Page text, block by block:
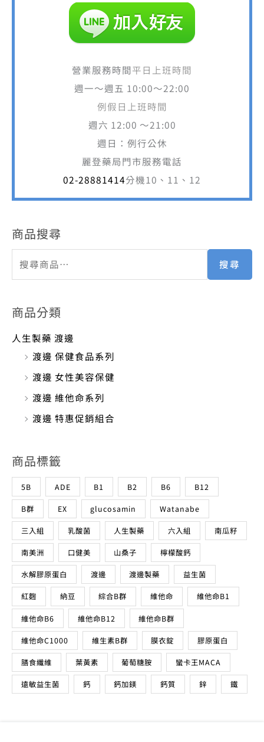
營業服務時間平日上班時間
週一～週五 10:00～22:00
例假日上班時間
週六 12:00 ～21:00
週日：例行公休
麗登藥局門市服務電話
02-28881414分機10、11、12
商品搜尋
搜尋
商品分類
人生製藥 渡邊
渡邊 保健食品系列
渡邊 女性美容保健
渡邊 維他命系列
渡邊 特惠促銷組合
商品標籤
5B ADE B1 B2 B6 B12
B群 EX glucosamin Watanabe
三入組 乳酸菌 人生製藥 六入組 南瓜籽
南美洲 口健美 山桑子 檸檬酸鈣
水解膠原蛋白 渡邊 渡邊製藥 益生菌
紅麴 納豆 綜合B群 維他命 維他命B1
維他命B6 維他命B12 維他命B群
維他命C1000 維生素B群 膜衣錠 膠原蛋白
膳食纖維 葉黃素 葡萄糖胺 蠻卡王MACA
遠敏益生菌 鈣 鈣加鎂 鈣質 鋅 鐵